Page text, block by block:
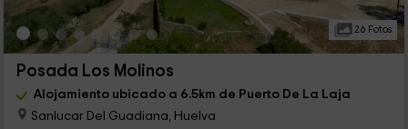
26 Fotos
Posada Los Molinos
Alojamiento ubicado a 6.5km de Puerto De La Laja
Sanlucar Del Guadiana, Huelva